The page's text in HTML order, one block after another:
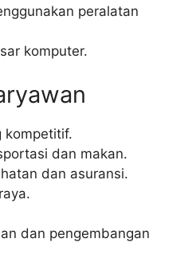
peralatan
komputer.
kompetitif.
dan makan.
dan asuransi.
dan pengembangan